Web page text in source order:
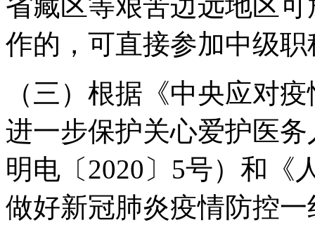
作的，可直接参加中级
（三）根据《中央应对
进一步保护关心爱护医
明电〔2020〕5号）和《
做好新冠肺炎疫情防控